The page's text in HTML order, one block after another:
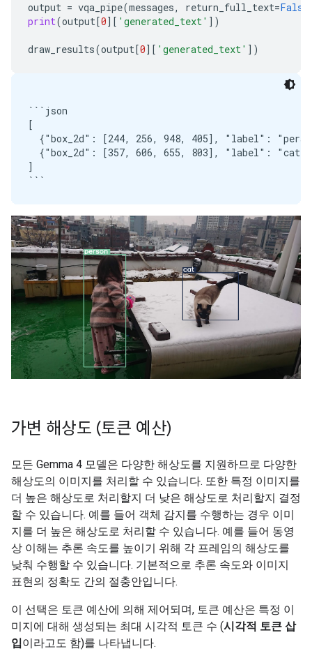
output = vqa_pipe(messages, return_full_text=False
print(output[0][ 'generated_text' ])
draw_results(output[0][ 'generated_text' ])
```json
[
{"box_2d": [244, 256, 948, 405], "label":
  {"box_2d": [357, 606, 655, 803], "label": "cat"}
]
가변 해상도 (토큰 예산)
모든 Gemma 4 모델은 다양한 해상도를 지원하므로 다양한
해상도의 이미지를 처리할 수 있습니다. 또한 특정 이미지를
더 높은 해상도로 처리할지 더 낮은 해상도로 처리할지 결정
할 수 있습니다. 예를 들어 객체 감지를 수행하는 경우 이미
지를 더 높은 해상도로 처리할 수 있습니다. 예를 들어 동영
상 이해는 추론 속도를 높이기 위해 각 프레임의 해상도를
낮춰 수행할 수 있습니다. 기본적으로 추론 속도와 이미지
표현의 정확도 간의 절충안입니다.
이 선택은 토큰 예산에 의해 제어되며, 토큰 예산은 특정 이
미지에 대해 생성되는 최대 시각적 토큰 수 (시각적 토큰 삽
입이라고도 함)를 나타냅니다.